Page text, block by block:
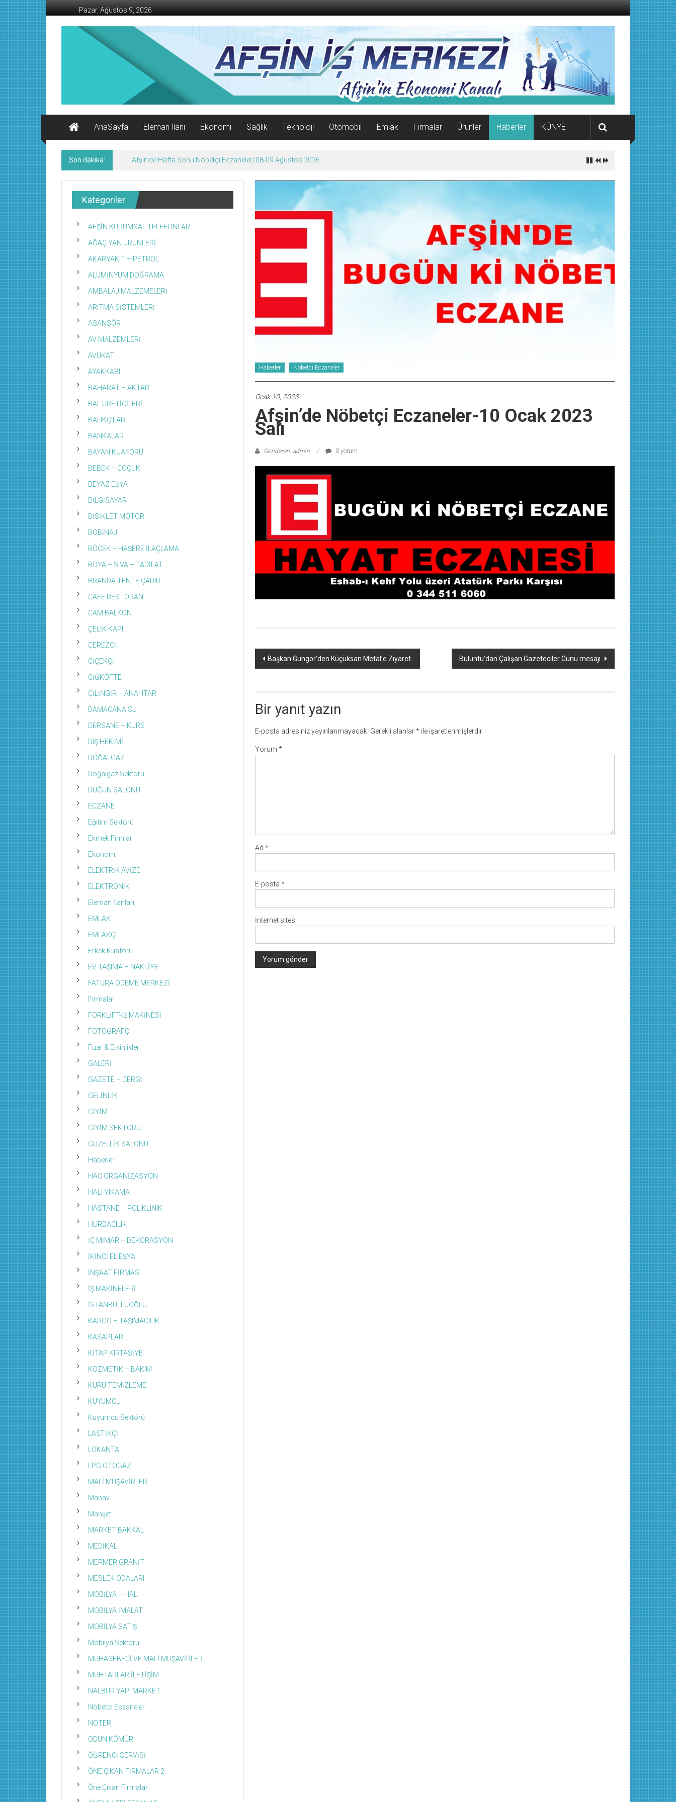
İçeriğe
geç
Pazar, Ağustos 9, 2026
AFŞİN
Ekonomi
Kanalı
AnaSayfa
Eleman İlanı Ekonomi Sağlık Teknoloji Otomobil Emlak Firmalar Ürünler Haberler KÜNYE
Son dakika: Afşin’de Hafta Sonu Nöbetçi Eczaneler/08-09 Ağustos 2026
Haberler Nöbetci Eczaneler
Ocak 10, 2023
Afşin’de Nöbetçi Eczaneler-10 Ocak 2023
Salı
Gönderen: admin 0 yorum
Yazı
Başkan Güngör’den Küçüksan Metal’e Ziyaret. Buluntu’dan Çalışan Gazeteciler Günü mesajı.
Bir yanıt yazın
E-posta adresiniz yayınlanmayacak. Gerekli alanlar* ile işaretlenmişlerdir
Yorum *
Ad *
E-posta *
İnternet sitesi
Kategoriler
AFŞİN KURUMSAL TELEFONLAR
AĞAÇ YAN ÜRÜNLERİ
AKARYAKIT – PETROL
ALÜMİNYUM DOĞRAMA
AMBALAJ MALZEMELERİ
ARITMA SİSTEMLERİ
ASANSÖR
AV MALZEMLERİ
AVUKAT
AYAKKABI
BAHARAT – AKTAR
BAL ÜRETİCİLERİ
BALIKÇILAR
BANKALAR
BAYAN KUAFÖRÜ
BEBEK – ÇOÇUK
BEYAZ EŞYA
BİLGİSAYAR
BİSİKLET MOTOR
BOBİNAJ
BÖCEK – HAŞERE İLAÇLAMA
BOYA – SIVA – TADİLAT
BRANDA TENTE ÇADIR
CAFE RESTORAN
CAM BALKON
ÇELİK KAPI
ÇEREZCİ
ÇİÇEKÇİ
ÇİĞKÖFTE
ÇİLİNGİR – ANAHTAR
DAMACANA SU
DERSANE – KURS
DIŞ HEKİMİ
DOĞALGAZ
Doğalgaz Sektörü
DÜĞÜN SALONU
ECZANE
Eğitim Sektörü
Ekmek Fırınları
Ekonomi
ELEKTRİK AVİZE
ELEKTRONİK
Eleman İlanları
EMLAK
EMLAKÇI
Erkek Kuaförü
EV TAŞIMA – NAKLİYE
FATURA ÖDEME MERKEZİ
Firmalar
FORKLİFT-İŞ MAKİNESİ
FOTOĞRAFÇI
Fuar & Etkinlikler
GALERİ
GAZETE – DERGİ
GELİNLİK
GİYİM
GİYİM SEKTÖRÜ
GÜZELLİK SALONU
Haberler
HAC ORGANİZASYON
HALI YIKAMA
HASTANE – POLIKLINIK
HURDACILIK
İÇ MİMAR – DEKORASYON
İKİNCİ EL EŞYA
İNŞAAT FİRMASI
İŞ MAKİNELERİ
İSTANBULLUOĞLU
KARGO – TAŞIMACILIK
KASAPLAR
KİTAP KIRTASİYE
KOZMETİK – BAKIM
KURU TEMİZLEME
KUYUMCU
Kuyumcu Sektörü
LASTİKÇİ
LOKANTA
LPG OTOGAZ
MALİ MÜŞAVİRLER
Manav
Manşet
MARKET BAKKAL
MEDİKAL
MERMER GRANİT
MESLEK ODALARI
MOBİLYA – HALI
MOBİLYA İMALAT
MOBİLYA SATIŞ
Mobilya Sektörü
MUHASEBECİ VE MALİ MÜŞAVİRLER
MUHTARLAR İLETİŞİM
NALBUR YAPI MARKET
Nöbetci Eczaneler
NOTER
ODUN KÖMÜR
ÖĞRENCİ SERVİSİ
ÖNE ÇIKAN FİRMALAR 2
Öne Çıkan Firmalar